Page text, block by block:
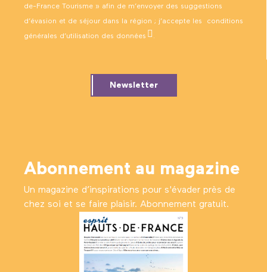
de-France Tourisme » afin de m’envoyer des suggestions
d’évasion et de séjour dans la région ; j’accepte les conditions
générales d’utilisation des données .
Newsletter
Abonnement au magazine
Un magazine d’inspirations pour s'évader près de
chez soi et se faire plaisir. Abonnement gratuit.